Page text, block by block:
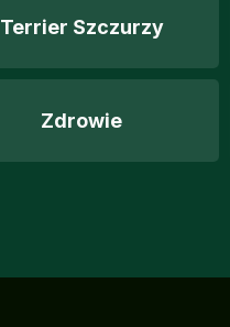
Terrier Szczurzy
Zdrowie